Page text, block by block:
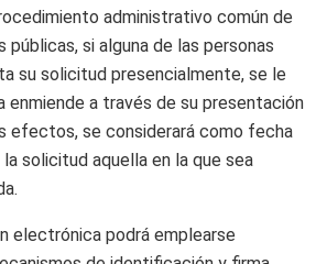
administrativo común de
públicas, si alguna de las personas
su solicitud presencialmente, se le
enmiende a través de su presentación
efectos, se considerará como fecha
solicitud aquella en la que sea
electrónica podrá emplearse